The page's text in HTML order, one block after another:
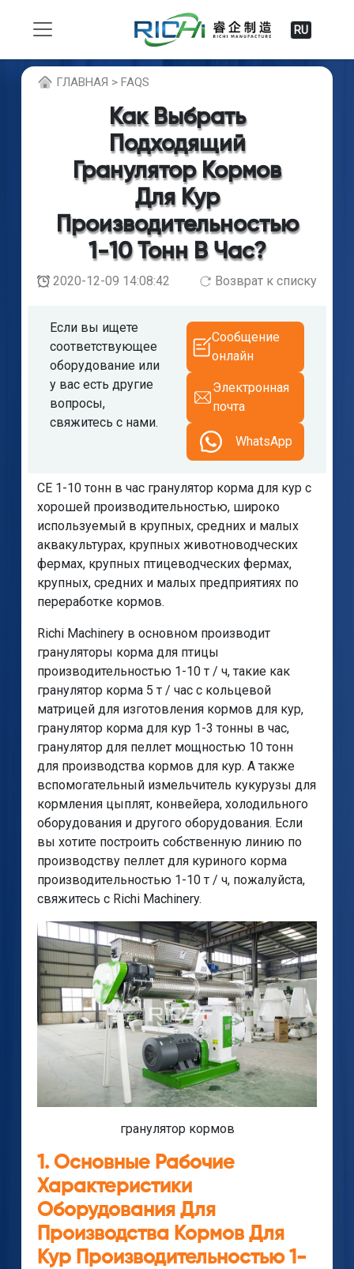
RU
ГЛABHAЯ > FAQS
Как Выбрать
Подходящий
Гранулятор Кормов
Для Кур
Производительностью
1-10 Тонн В Час?
2020-12-09 14:08:42 Возврат к списку
Если вы ищете
соответствующее
оборудование или
у вас есть другие
вопросы,
свяжитесь с нами.
Сообщение
онлайн
Электронная
почта
WhatsApp
CE 1-10 тонн в час гранулятор корма для кур с
хорошей производительностью, широко
используемый в крупных, средних и малых
аквакультурах, крупных животноводческих
фермах, крупных птицеводческих фермах,
крупных, средних и малых предприятиях по
переработке кормов.
Richi Machinery в основном производит
грануляторы корма для птицы
производительностью 1-10 т / ч, такие как
гранулятор корма 5 т / час с кольцевой
матрицей для изготовления кормов для кур,
гранулятор корма для кур 1-3 тонны в час,
гранулятор для пеллет мощностью 10 тонн
для производства кормов для кур. А также
вспомогательный измельчитель кукурузы для
кормления цыплят, конвейера, холодильного
оборудования и другого оборудования. Если
вы хотите построить собственную линию по
производству пеллет для куриного корма
производительностью 1-10 т / ч, пожалуйста,
свяжитесь с Richi Machinery.
гранулятор кормов
1. Основные Рабочие
Характеристики
Оборудования Для
Производства Кормов Для
Кур Производительностью 1-